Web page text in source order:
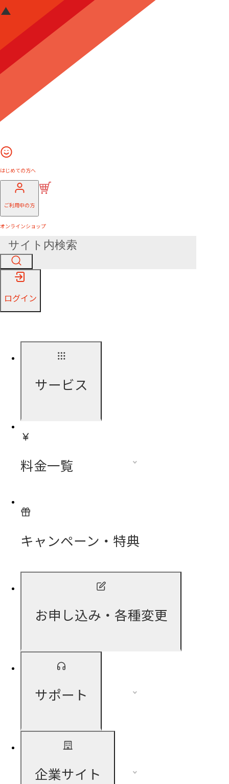
はじめての方へ
ご利用中の方
オンラインショップ
ログイン
サービス
料金一覧
キャンペーン・特典
お申し込み・各種変更
サポート
企業サイト